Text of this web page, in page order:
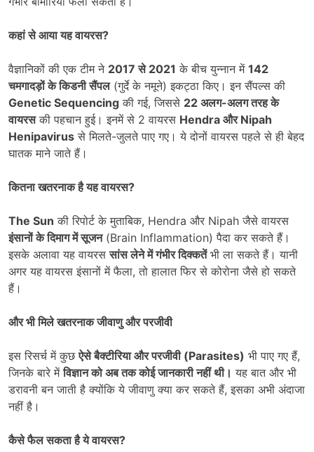
कहां से आया यह वायरस?
वैज्ञानिकों की एक टीम ने 2017से 2021 के बीच युन्नान में 142
चमगादड़ों के किडनी सैंपल(गुर्दे के नमूने) इकट्ठा किए। इन सैंपल्स की
Genetic Sequencing की गई, जिससे 22 अलग-अलग तरह के
वायरसकी पहचान हुई। इनमें से 2 वायरस Hendra और Nipah
Henipavirus से मिलते-जुलते पाए गए। ये दोनों वायरस पहले से ही बेहद
घातक माने जाते हैं।
कितना खतरनाक है यह वायरस?
The Sun की रिपोर्ट के मुताबिक, Hendra और Nipah जैसे वायरस
इंसानों के दिमाग में सूजन(Brain Inflammation) पैदा कर सकते हैं।
इसके अलावा यह वायरससांस लेने में गंभीर दिक्कतेंभी ला सकते हैं। यानी
अगर यह वायरस इंसानों में फैला, तो हालात फिर से कोरोना जैसे हो सकते
हैं।
और भी मिले खतरनाक जीवाणु और परजीवी
इस रिसर्च में कुछऐसे बैक्टीरिया और परजीवी (Parasites) भी पाए गए हैं,
जिनके बारे मेंविज्ञान को अब तक कोई जानकारी नहीं थी। यह बात और भी
डरावनी बन जाती है क्योंकि ये जीवाणु क्या कर सकते हैं, इसका अभी अंदाजा
नहीं है।
कैसे फैल सकता है ये वायरस?